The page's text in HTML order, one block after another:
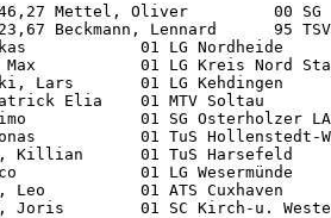
Mettel, Oliver         00 SG
Beckmann, Lennard      95
01 LG Nordheide
Max           01 LG Kreis Nord
Lars       01 LG Kehdingen
Elia    01 MTV Soltau
01 SG Osterholzer
01 TuS Hollenstedt-
Killian      01 TuS Harsefeld
01 LG
Leo          01 ATS
Joris        01 SC Kirch-u.